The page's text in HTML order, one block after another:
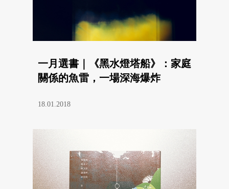
一月選書｜《黑水燈塔船》：家庭
關係的魚雷，一場深海爆炸
18.01.2018